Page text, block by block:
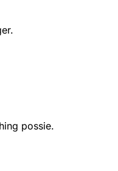
possie.